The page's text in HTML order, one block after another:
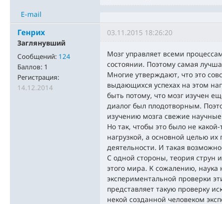
E-mail
Генрих
Заглянувший
Сообщений: 124
Баллов: 1
Регистрация:
14.12.2014
03.11.2015 18:26:20
Мозг управляет всеми
состоянии. Поэтому самая
Многие утверждают, что это
выдающихся успехах на этом
быть потому, что мозг изучен
диалог был плодотворным.
изучению мозга свежие
Но так, чтобы это было не
нагрузкой, а основной целью
деятельности. И такая
С одной стороны, теория струн
этого мира. К сожалению,
экспериментальной проверки
представляет такую проверку
некой созданной человеком